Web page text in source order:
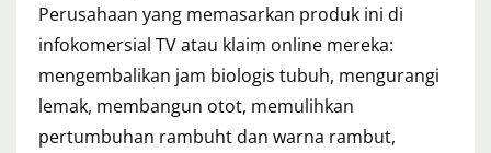
Perusahaan yang memasarkan produk ini di
infokomersial TV atau klaim online mereka:
mengembalikan jam biologis tubuh, mengurangi
lemak, membangun otot, memulihkan
pertumbuhan rambuht dan warna rambut,